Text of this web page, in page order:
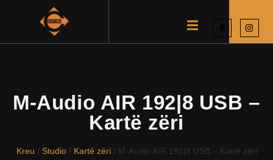
M-Audio AIR 192|8 USB –
Kartë zëri
Kreu / Studio/ Kartë zëri/ M-Audio AIR 192|8 USB – Kartë zëri